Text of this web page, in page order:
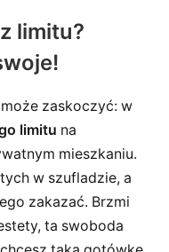
limitu?
zaskoczyć: w
limitu na
mieszkaniu.
w szufladzie, a
zakazać. Brzmi
ta swoboda